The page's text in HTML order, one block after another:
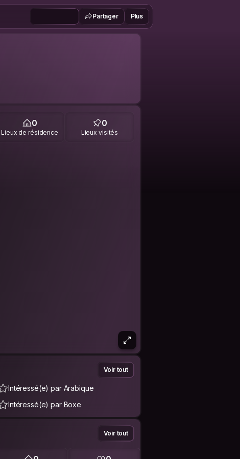
Partager Plus
0
Lieux de résidence
0
Lieux visités
Voir tout
Intéressé(e) par Arabique
Intéressé(e) par Boxe
Voir tout